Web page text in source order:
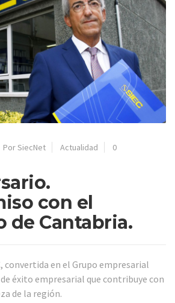
Por SiecNet Actualidad
0
con el
de Cantabria.
convertida en el Grupo empresarial
éxito empresarial que contribuye con
de la región.